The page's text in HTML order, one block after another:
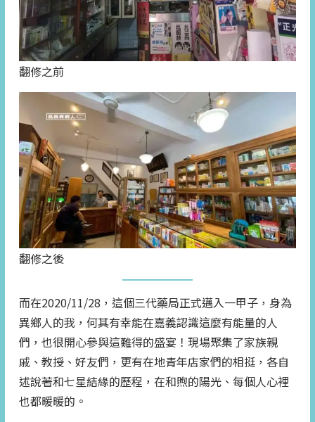
翻修之前
翻修之後
而在2020/11/28，這個三代藥局正式邁入一甲子，身為
異鄉人的我，何其有幸能在嘉義認識這麼有能量的人
們，也很開心參與這難得的盛宴！現場聚集了家族親
戚、教授、好友們，更有在地青年店家們的相挺，各自
述說著和七星結緣的歷程，在和煦的陽光、每個人心裡
也都暖暖的。